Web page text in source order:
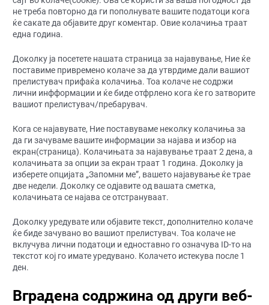
не треба повторно да ги пополнувате вашите податоци кога
ќе сакате да објавите друг коментар. Овие колачиња траат
една година.
Доколку ја посетете нашата страница за најавување, Ние ќе
поставиме привремено колаче за да утврдиме дали вашиот
прелистувач прифаќа колачиња. Тоа колаче не содржи
лични инфформации и ќе биде отфрлено кога ќе го затворите
вашиот прелистувач/пребарувач.
Кога се најавувате, Ние поставуваме неколку колачиња за
да ги зачуваме вашите информации за најава и избор на
екран(страница). Колачињата за најавување траат 2 дена, а
колачињата за опции за екран траат 1 година. Доколку ја
изберете опцијата „Запомни ме”, вашето најавување ќе трае
две недели. Доколку се одјавите од вашата сметка,
колачињата се најава се отстрануваат.
Доколку уредувате или објавите текст, дополнително колаче
ќе биде зачувано во вашиот прелистувач. Тоа колаче не
вклучува лични податоци и едноставно го означува ID-то на
текстот кој го имате уредувано. Колачето истекува после 1
ден.
Вградена содржина од други веб-